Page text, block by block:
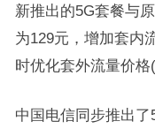
新推出的5G套餐与
为129元，增加套内
时优化套外流量价格
中国电信同步推出